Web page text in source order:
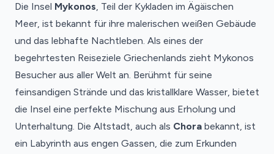
Die Insel Mykonos, Teil der Kykladen im Ägäischen
Meer, ist bekannt für ihre malerischen weißen Gebäude
und das lebhafte Nachtleben. Als eines der
begehrtesten Reiseziele Griechenlands zieht Mykonos
Besucher aus aller Welt an. Berühmt für seine
feinsandigen Strände und das kristallklare Wasser, bietet
die Insel eine perfekte Mischung aus Erholung und
Unterhaltung. Die Altstadt, auch als Chora bekannt, ist
ein Labyrinth aus engen Gassen, die zum Erkunden